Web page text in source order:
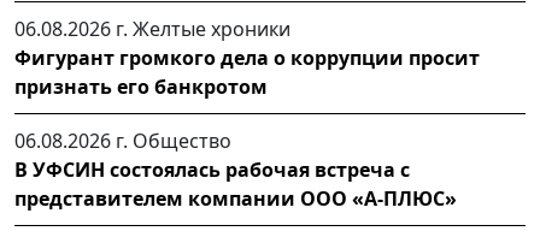
06.08.2026 г. Желтые хроники
Фигурант громкого дела о коррупции просит
признать его банкротом
06.08.2026 г. Общество
В УФСИН состоялась рабочая встреча с
представителем компании ООО «А-ПЛЮС»